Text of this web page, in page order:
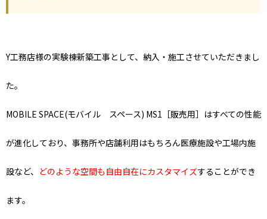
Y工務店様の実験棟新築工事として、納入・施工させていただきまし
た。
MOBILE SPACE(モバイル スペース) MS1［販売用］はすべての性能
が進化しており、事務所や店舗利用はもちろん医療施設や工場内施
設など、 どのような空間も自由自在にカスタマイズすることができ
ます。